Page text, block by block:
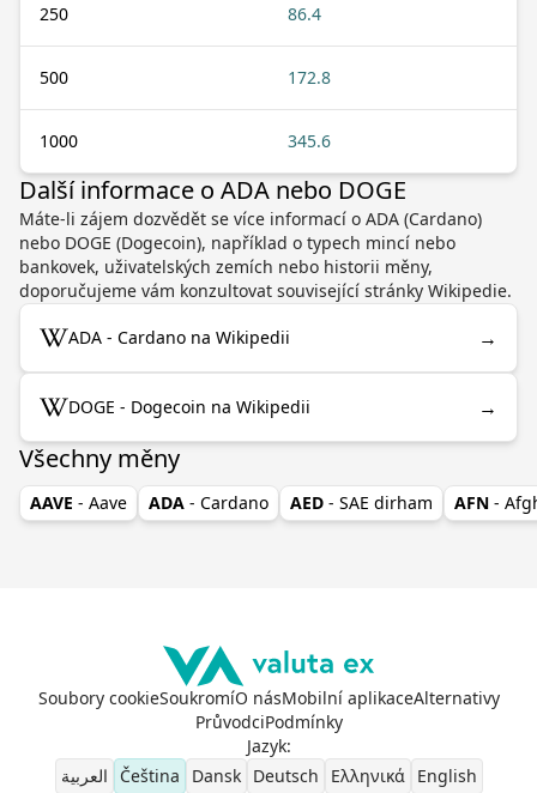
250 86.4
500 172.8
1000 345.6
Další informace o ADA nebo DOGE
Máte-li zájem dozvědět se více informací o ADA (Cardano)
nebo DOGE (Dogecoin), například o typech mincí nebo
bankovek, uživatelských zemích nebo historii měny,
doporučujeme vám konzultovat související stránky Wikipedie.
ADA - Cardano na Wikipedii →
DOGE - Dogecoin na Wikipedii →
Všechny měny
AAVE - Aave ADA - Cardano AED - SAE dirham AFN -
Soubory cookieSoukromíO násMobilní aplikaceAlternativy
PrůvodciPodmínky
Jazyk:
العربية
Čeština Dansk Deutsch Ελληνικά English